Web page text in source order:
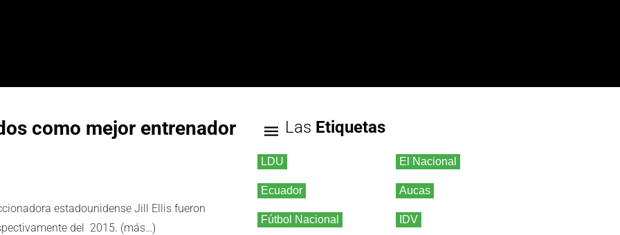
como mejor entrenador
estadounidense Jill Ellis fueron
del 2015. (más…)
Las Etiquetas
LDU El Nacional
Ecuador Aucas
Fútbol Nacional IDV